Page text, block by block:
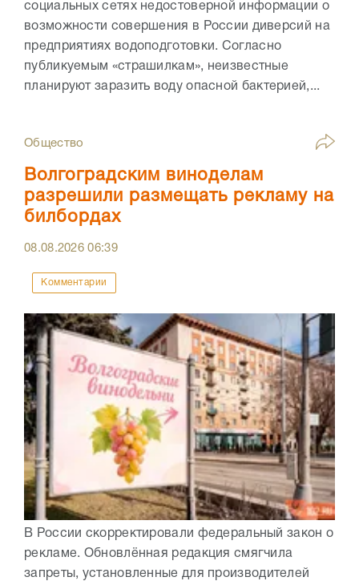
социальных сетях недостоверной информации о
возможности совершения в России диверсий на
предприятиях водоподготовки. Согласно
публикуемым «страшилкам», неизвестные
планируют заразить воду опасной бактерией,...
Общество
Волгоградским виноделам
разрешили размещать рекламу на
билбордах
08.08.202606:39
Комментарии
В России скорректировали федеральный закон о
рекламе. Обновлённая редакция смягчила
запреты, установленные для производителей